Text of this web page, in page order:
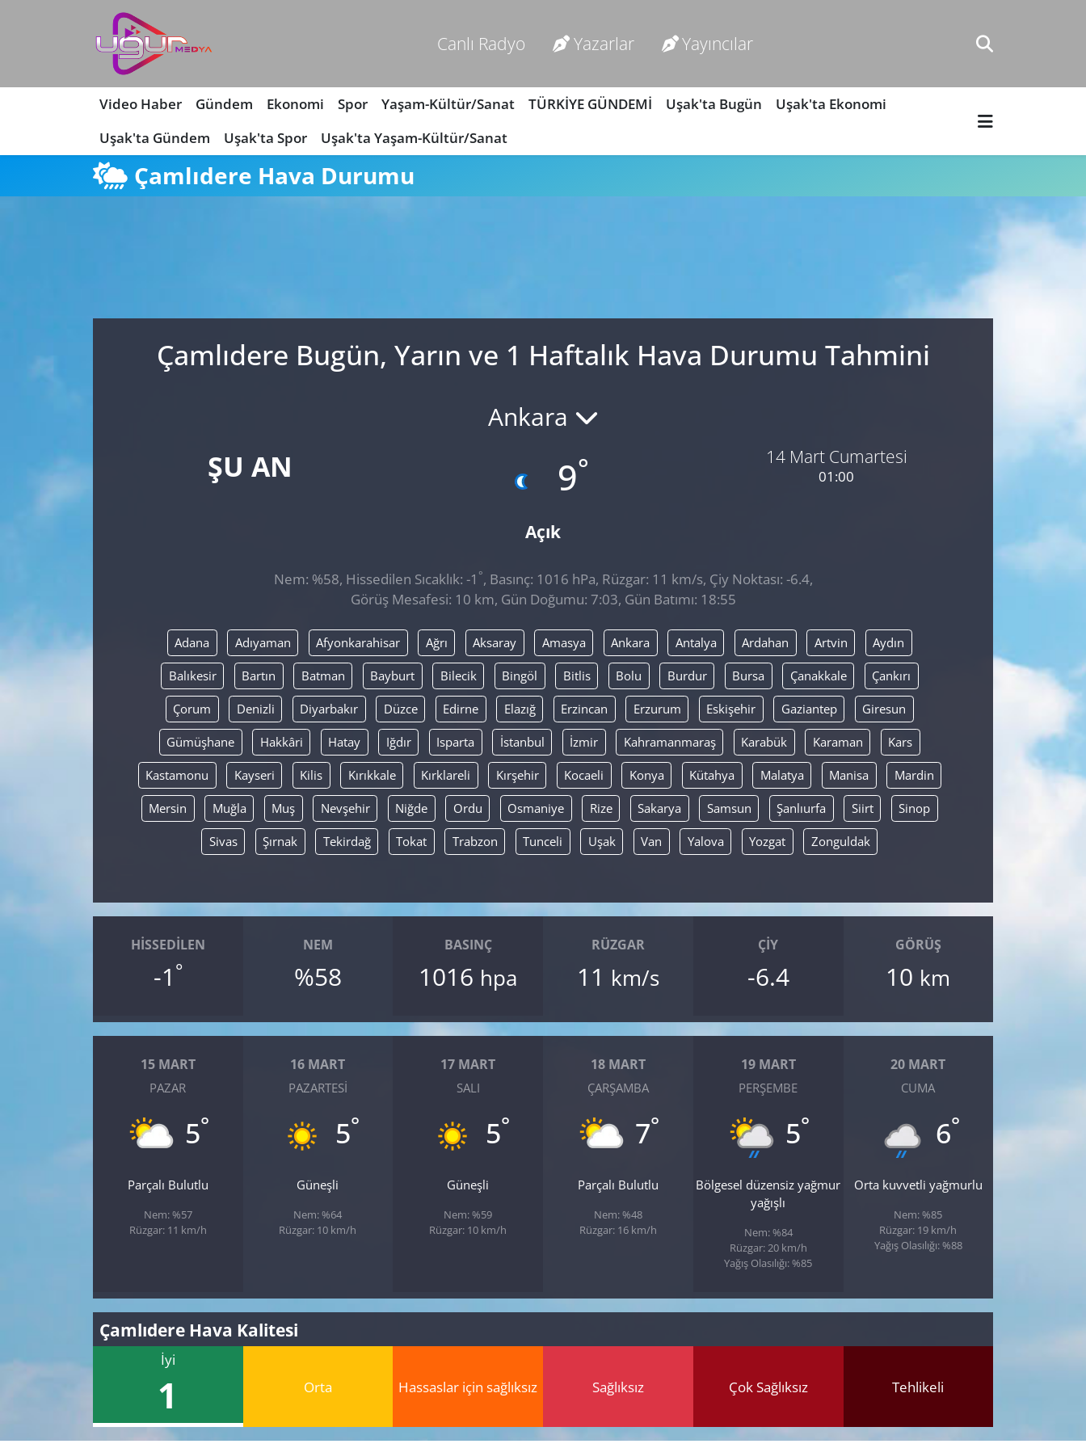
Canlı Radyo Yazarlar Yayıncılar
Video Haber Gündem Ekonomi Spor Yaşam-Kültür/Sanat TÜRKİYE GÜNDEMİ Uşak'ta Bugün
Uşak'ta Ekonomi
Uşak'ta Gündem
Uşak'ta Spor Uşak'ta Yaşam-Kültür/Sanat
Çamlıdere Hava Durumu
Çamlıdere Bugün, Yarın ve 1 Haftalık Hava Durumu Tahmini
ŞU AN
Ankara
9°
Açık
14 Mart Cumartesi
01:00
Nem: %58, Hissedilen Sıcaklık: -1 °, Basınç: 1016 hPa, Rüzgar: 11 km/s, Çiy Noktası: -6.4,
Görüş Mesafesi: 10 km, Gün Doğumu: 7:03, Gün Batımı: 18:55
Adana Adıyaman Afyonkarahisar Ağrı Aksaray Amasya Ankara Antalya Ardahan Artvin Aydın
Balıkesir Bartın Batman Bayburt Bilecik Bingöl Bitlis Bolu Burdur Bursa Çanakkale Çankırı
Çorum Denizli Diyarbakır Düzce Edirne Elazığ Erzincan Erzurum Eskişehir Gaziantep Giresun
Gümüşhane Hakkâri Hatay Iğdır Isparta İstanbul İzmir Kahramanmaraş Karabük Karaman Kars
Kastamonu Kayseri Kilis Kırıkkale Kırklareli Kırşehir Kocaeli Konya Kütahya Malatya Manisa Mardin
Mersin Muğla Muş Nevşehir Niğde Ordu Osmaniye Rize Sakarya Samsun Şanlıurfa Siirt Sinop
Sivas Şırnak Tekirdağ Tokat Trabzon Tunceli Uşak Van Yalova Yozgat Zonguldak
HISSEDILEN
-1 °
NEM
%58
BASINÇ
1016 hpa
RÜZGAR
11 km/s
ÇIY
-6.4
GÖRÜŞ
10 km
15 MART
PAZAR
5°
Parçalı Bulutlu
Nem: %57
Rüzgar: 11 km/h
16 MART
PAZARTESI
5°
Güneşli
Nem: %64
Rüzgar: 10 km/h
17 MART
SALI
5°
Güneşli
Nem: %59
Rüzgar: 10 km/h
18 MART
ÇARŞAMBA
7°
Parçalı Bulutlu
Nem: %48
Rüzgar: 16 km/h
19 MART
PERŞEMBE
5°
Bölgesel düzensiz yağmur
yağışlı
Nem: %84
Rüzgar: 20 km/h
Yağış Olasılığı: %85
20 MART
CUMA
6°
Orta kuvvetli yağmurlu
Nem: %85
Rüzgar: 19 km/h
Yağış Olasılığı: %88
Çamlıdere Hava Kalitesi
İyi
1 Orta Hassaslar için sağlıksız Sağlıksız Çok Sağlıksız Tehlikeli
Nöbetçi Eczaneler
Hava Durumu
Namaz Vakitleri
Trafik Durumu